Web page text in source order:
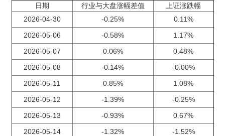
日期 行业与大盘涨幅差值
上证涨跌幅
2026-04-30
-0.25%
0.11%
2026-05-06
-0.58%
1.17%
2026-05-07
0.06%
0.48%
2026-05-08
-0.14%
-0.00%
2026-05-11
0.85%
1.08%
2026-05-12
-1.39%
-0.25%
2026-05-13
-0.93%
0.67%
2026-05-14
-1.32%
-1.52%